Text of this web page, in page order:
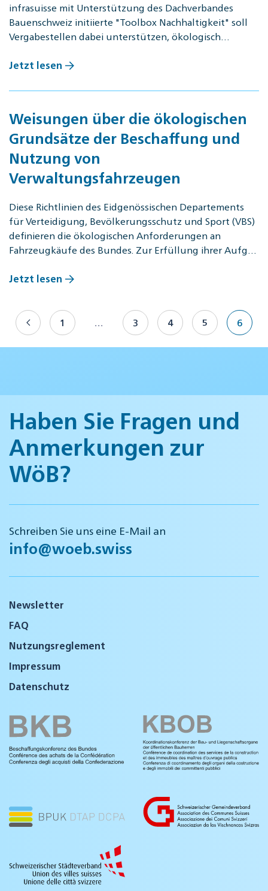
infrasuisse mit Unterstützung des Dachverbandes
Bauenschweiz initiierte "Toolbox Nachhaltigkeit" soll
Vergabestellen dabei unterstützen, ökologisch…
Jetzt lesen
Weisungen über die ökologischen
Grundsätze der Beschaffung und
Nutzung von
Verwaltungsfahrzeugen
Diese Richtlinien des Eidgenössischen Departements
für Verteidigung, Bevölkerungsschutz und Sport (VBS)
definieren die ökologischen Anforderungen an
Fahrzeugkäufe des Bundes. Zur Erfüllung ihrer Aufg…
Jetzt lesen
1 … 3 4 5 6
Haben Sie Fragen und
Anmerkungen zur
WöB?
Schreiben Sie uns eine E-Mail an
info@woeb.swiss
Newsletter
FAQ
Nutzungsreglement
Impressum
Datenschutz